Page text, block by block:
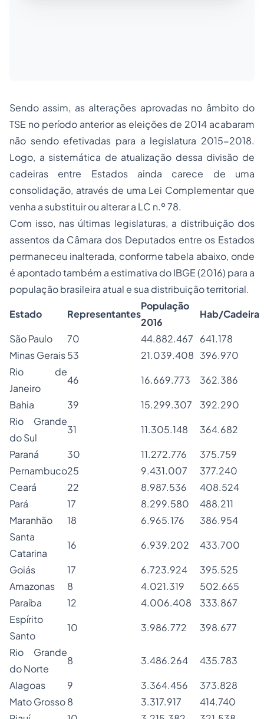
Sendo assim, as alterações aprovadas no âmbito do
TSE no período anterior as eleições de 2014 acabaram
não sendo efetivadas para a legislatura 2015-2018.
Logo, a sistemática de atualização dessa divisão de
cadeiras entre Estados ainda carece de uma
consolidação, através de uma Lei Complementar que
venha a substituir ou alterar a LC n.º 78.
Com isso, nas últimas legislaturas, a distribuição dos
assentos da Câmara dos Deputados entre os Estados
permaneceu inalterada, conforme tabela abaixo, onde
é apontado também a estimativa do IBGE (2016) para a
população brasileira atual e sua distribuição territorial.
Estado
Representantes
População
2016
Hab/Cadeira
São Paulo
70 44.882.467
641.178
Minas Gerais53 21.039.408 396.970
Rio de
Janeiro
46 16.669.773
362.386
Bahia
39 15.299.307
392.290
Rio Grande
do Sul
31 11.305.148
364.682
Paraná
30 11.272.776
375.759
Pernambuco25 9.431.007
377.240
Ceará
22 8.987.536
408.524
Pará
17 8.299.580
488.211
Maranhão
18 6.965.176
386.954
Santa
Catarina
16 6.939.202
433.700
Goiás
17 6.723.924
395.525
Amazonas
8 4.021.319
502.665
Paraíba
12 4.006.408
333.867
Espírito
Santo
10 3.986.772
398.677
Rio Grande
do Norte
8 3.486.264
435.783
Alagoas
9 3.364.456
373.828
Mato Grosso8 3.317.917
414.740